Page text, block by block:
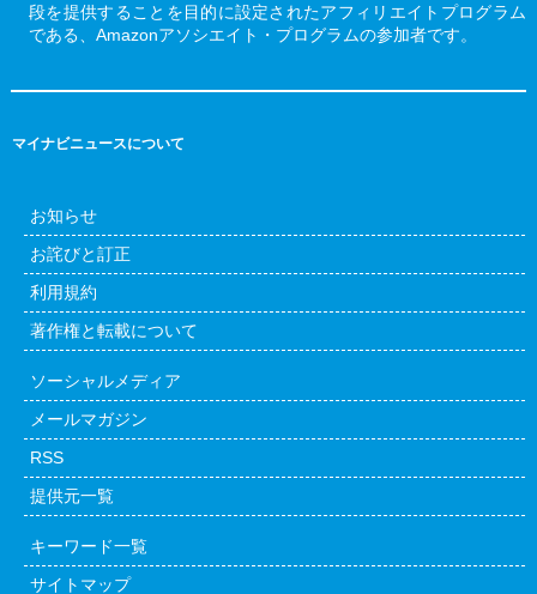
段を提供することを目的に設定されたアフィリエイトプログラム
である、Amazonアソシエイト・プログラムの参加者です。
マイナビニュースについて
お知らせ
お詫びと訂正
利用規約
著作権と転載について
ソーシャルメディア
メールマガジン
RSS
提供元一覧
キーワード一覧
サイトマップ